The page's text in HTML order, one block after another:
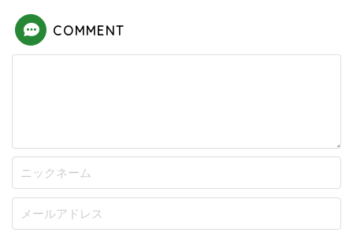
COMMENT